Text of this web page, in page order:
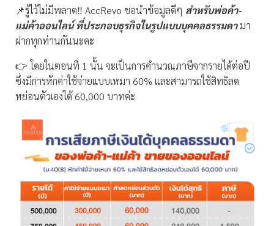
📌รู้ไว้ไม่มีพลาด‼ AccRevo ขอนำข้อมูลดีๆ สำหรับพ่อค้า-
แม่ค้าออนไลน์ ที่ประกอบธุรกิจในรูปแบบบุคคลธรรมดามา
ฝากทุกท่านกันนะคะ
👉 โดยในตอนที่ 1 นั้น จะเป็นการคำนวณภาษีจากรายได้ต่อปี
ซึ่งมีการหักค่าใช้จ่ายแบบเหมา 60% และสามารถใช้สิทธิลด
หย่อนตัวเองได้ 60,000 บาทค่ะ